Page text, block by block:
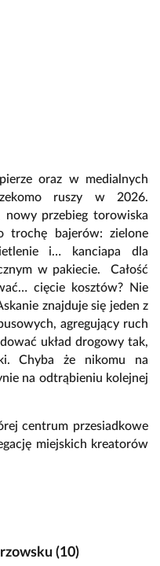
oraz w medialnych
ruszy w 2026.
nowy przebieg torowiska
trochę bajerów: zielone
i… kanciapa dla
w pakiecie. Całość
cięcie kosztów? Nie
znajduje się jeden z
agregujący ruch
układ drogowy tak,
Chyba że nikomu na
na odtrąbieniu kolejnej
centrum przesiadkowe
miejskich kreatorów
(10)